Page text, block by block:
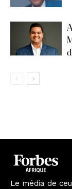
Le média de